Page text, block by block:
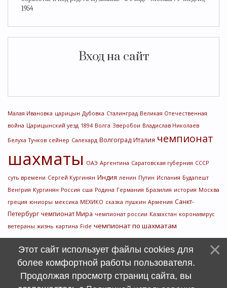
1954
Вход на сайт
Малая Ивановка царицын Дубовка Сталинград Великая Отечественная
война Царицынский уезд 1894 Волга Зверобои Владислав Николаев
Белуха Тучков сейнер Салехард Волгоград Италия чемпионат
шахматы ОАЭ Аргентина Саратовская губерния СССР
суть времени Сергей Кургинян Индия ленин Путин Испания Будапешт
Венгрия Кургинян Россия сша Родина Германия Бразилия история Москва
греция юниоры мексика МЕХИКО сказка пушкин Армения Санкт-
Петербург чемпионат Мира чемпионат россии Казахстан коронавирус
ветераны жизнь картина Fide чемпионат по шахматам
Этот сайт использует файлы cookies для
более комфортной работы пользователя.
Продолжая просмотр страниц сайта, вы